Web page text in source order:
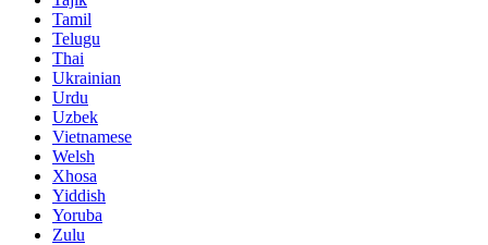
Tamil
Telugu
Thai
Ukrainian
Urdu
Uzbek
Vietnamese
Welsh
Xhosa
Yiddish
Yoruba
Zulu